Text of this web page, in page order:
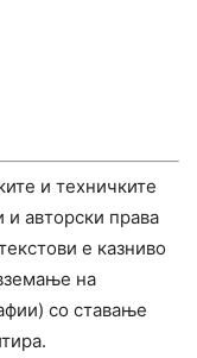
и техничките
и авторски права
е казниво
на
со ставање